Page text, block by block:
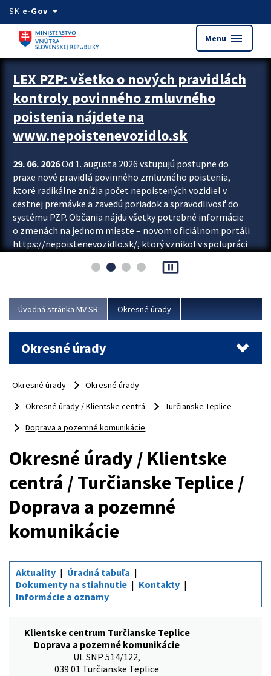
Preskocit na hlavný obsah
SK e-Govarrow_drop_down
Menu menu
Zastavit automatický posun upútavok
LEX PZP: všetko o nových pravidlách
kontroly povinného zmluvného
poistenia nájdete na
www.nepoistenevozidlo.sk
29. 06. 2026Od 1. augusta 2026 vstupujú postupne do
praxe nové pravidlá povinného zmluvného poistenia,
ktoré radikálne znížia počet nepoistených vozidiel v
cestnej premávke a zavedú poriadok a spravodlivosť do
systému PZP. Občania nájdu všetky potrebné informácie
o zmenách na jednom mieste – novom oficiálnom portáli
https://nepoistenevozidlo.sk/, ktorý vznikol v spolupráci
asociácie poisťovní (SLASPO) a Ministerstva vnútra SR.
Viac
pause_presentation
Úvodná stránka MV SR Okresné úrady
Okresné úrady
Okresné úrady
Okresné úrady
Okresné úrady / Klientske centrá
Turčianske Teplice
Doprava a pozemné komunikácie
Okresné úrady / Klientske
centrá / Turčianske Teplice /
Doprava a pozemné
komunikácie
Aktuality
Úradná tabuľa
Dokumenty na stiahnutie
Kontakty
Informácie a oznamy
Klientske centrum Turčianske Teplice
Doprava a pozemné komunikácie
Ul. SNP 514/122,
039 01 Turčianske Teplice